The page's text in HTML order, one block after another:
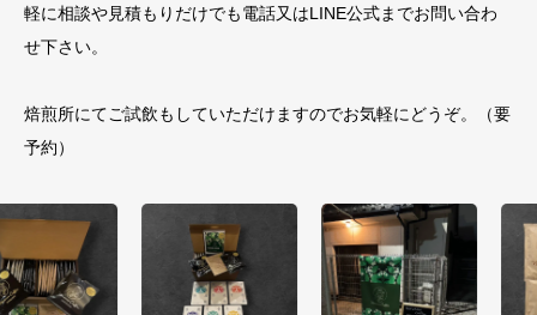
軽に相談や見積もりだけでも電話又はLINE公式までお問い合わ
せ下さい。
焙煎所にてご試飲もしていただけますのでお気軽にどうぞ。（要
予約）